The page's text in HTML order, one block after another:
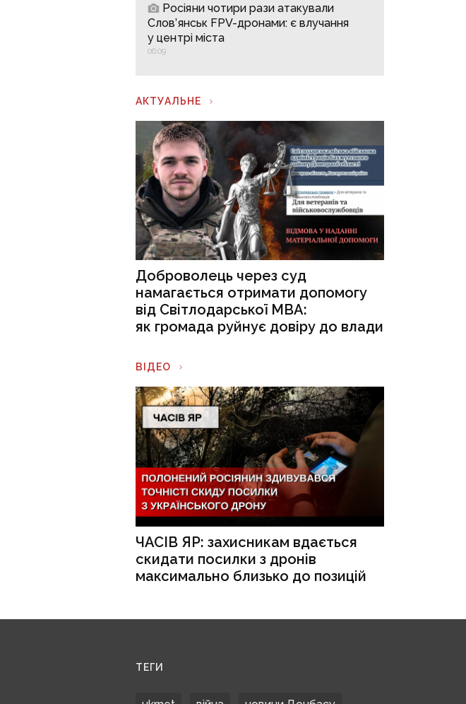
Росіяни чотири рази атакували
Слов’янськ FPV-дронами: є влучання
у центрі міста
06:09
АКТУАЛЬНЕ
Доброволець через суд
намагається отримати допомогу
від Світлодарської МВА:
як громада руйнує довіру до влади
ВІДЕО
ЧАСІВ ЯР: захисникам вдається
скидати посилки з дронів
максимально близько до позицій
ТЕГИ